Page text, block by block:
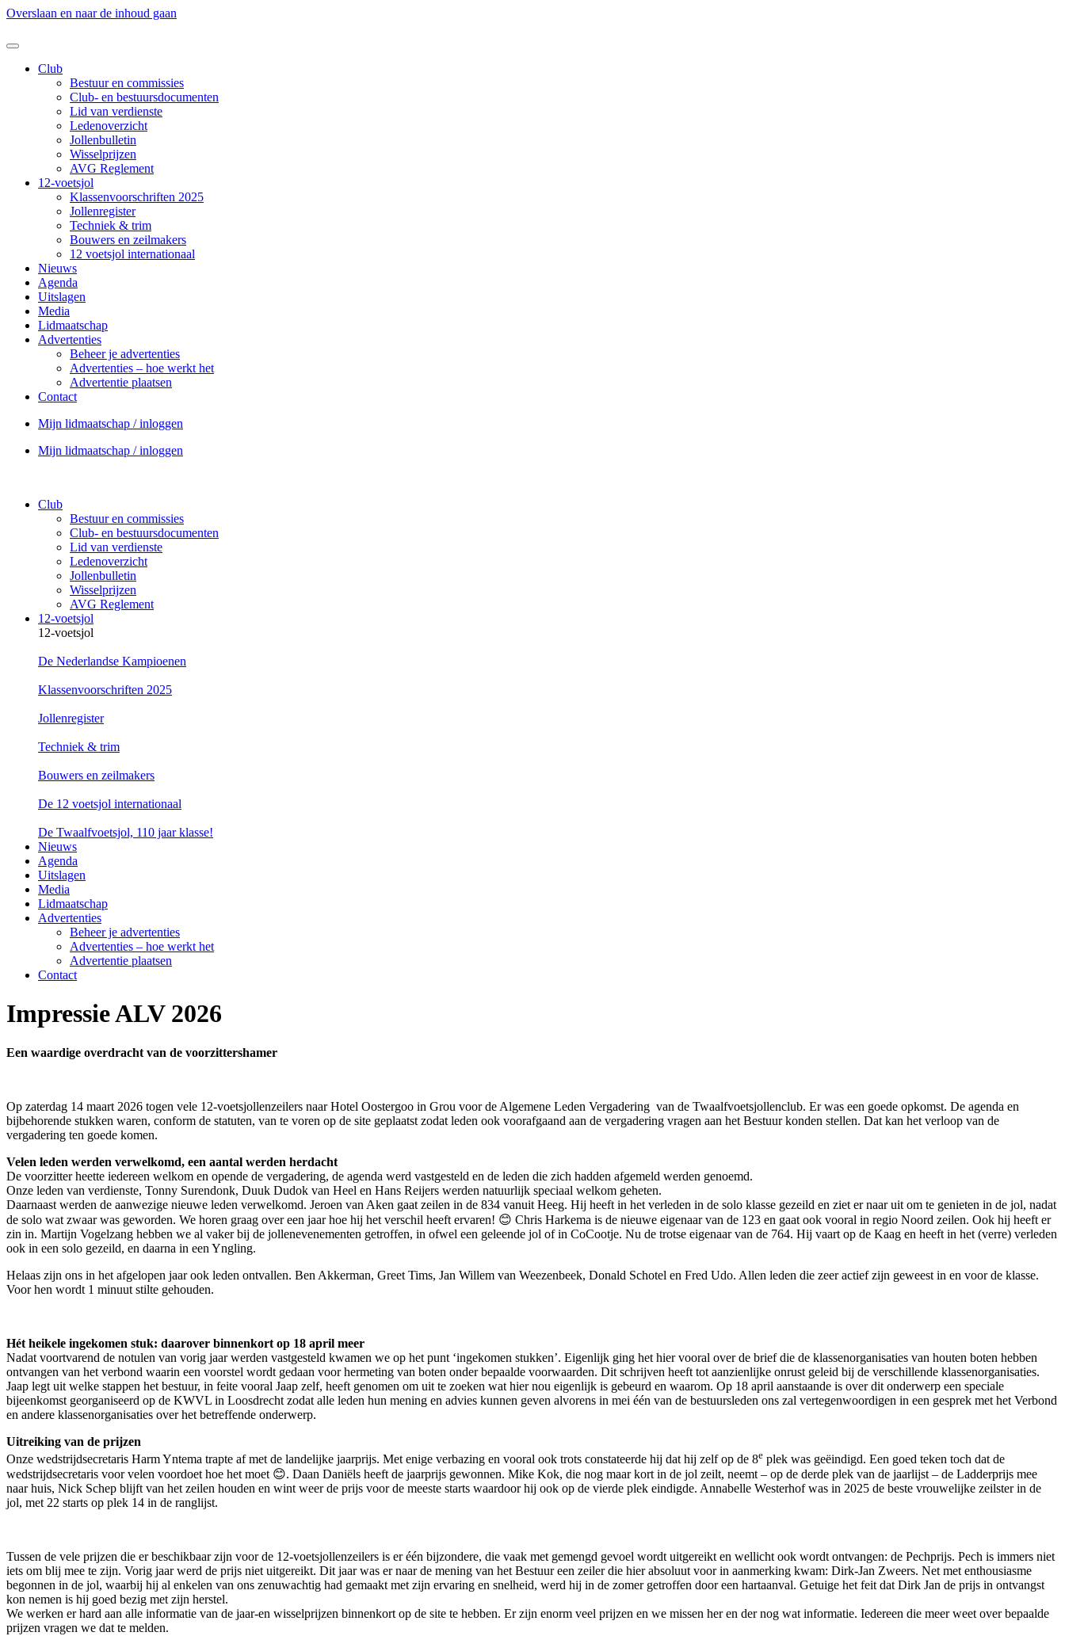
Overslaan en naar de inhoud gaan
Club
Bestuur en commissies
Club- en bestuursdocumenten
Lid van verdienste
Ledenoverzicht
Jollenbulletin
Wisselprijzen
AVG Reglement
12-voetsjol
Klassenvoorschriften 2025
Jollenregister
Techniek & trim
Bouwers en zeilmakers
12 voetsjol internationaal
Nieuws
Agenda
Uitslagen
Media
Lidmaatschap
Advertenties
Beheer je advertenties
Advertenties – hoe werkt het
Advertentie plaatsen
Contact
Mijn lidmaatschap / inloggen
Mijn lidmaatschap / inloggen
Club
Bestuur en commissies
Club- en bestuursdocumenten
Lid van verdienste
Ledenoverzicht
Jollenbulletin
Wisselprijzen
AVG Reglement
12-voetsjol
12-voetsjol
De Nederlandse Kampioenen
Klassenvoorschriften 2025
Jollenregister
Techniek & trim
Bouwers en zeilmakers
De 12 voetsjol internationaal
De Twaalfvoetsjol, 110 jaar klasse!
Nieuws
Agenda
Uitslagen
Media
Lidmaatschap
Advertenties
Beheer je advertenties
Advertenties – hoe werkt het
Advertentie plaatsen
Contact
Impressie ALV 2026
Een waardige overdracht van de voorzittershamer
Op zaterdag 14 maart 2026 togen vele 12-voetsjollenzeilers naar Hotel Oostergoo in Grou voor de Algemene Leden Vergadering van de Twaalfvoetsjollenclub. Er was een goede opkomst. De agenda en
bijbehorende stukken waren, conform de statuten, van te voren op de site geplaatst zodat leden ook voorafgaand aan de vergadering vragen aan het Bestuur konden stellen. Dat kan het verloop van de
vergadering ten goede komen.
Velen leden werden verwelkomd, een aantal werden herdacht
De voorzitter heette iedereen welkom en opende de vergadering, de agenda werd vastgesteld en de leden die zich hadden afgemeld werden genoemd.
Onze leden van verdienste, Tonny Surendonk, Duuk Dudok van Heel en Hans Reijers werden natuurlijk speciaal welkom geheten.
Daarnaast werden de aanwezige nieuwe leden verwelkomd. Jeroen van Aken gaat zeilen in de 834 vanuit Heeg. Hij heeft in het verleden in de solo klasse gezeild en ziet er naar uit om te genieten in de jol, nadat
de solo wat zwaar was geworden. We horen graag over een jaar hoe hij het verschil heeft ervaren! 😊 Chris Harkema is de nieuwe eigenaar van de 123 en gaat ook vooral in regio Noord zeilen. Ook hij heeft er
zin in. Martijn Vogelzang hebben we al vaker bij de jollenevenementen getroffen, in ofwel een geleende jol of in CoCootje. Nu de trotse eigenaar van de 764. Hij vaart op de Kaag en heeft in het (verre) verleden
ook in een solo gezeild, en daarna in een Yngling.
Helaas zijn ons in het afgelopen jaar ook leden ontvallen. Ben Akkerman, Greet Tims, Jan Willem van Weezenbeek, Donald Schotel en Fred Udo. Allen leden die zeer actief zijn geweest in en voor de klasse.
Voor hen wordt 1 minuut stilte gehouden.
Hét heikele ingekomen stuk: daarover binnenkort op 18 april meer
Nadat voortvarend de notulen van vorig jaar werden vastgesteld kwamen we op het punt ‘ingekomen stukken’. Eigenlijk ging het hier vooral over de brief die de klassenorganisaties van houten boten hebben
ontvangen van het verbond waarin een voorstel wordt gedaan voor hermeting van boten onder bepaalde voorwaarden. Dit schrijven heeft tot aanzienlijke onrust geleid bij de verschillende klassenorganisaties.
Jaap legt uit welke stappen het bestuur, in feite vooral Jaap zelf, heeft genomen om uit te zoeken wat hier nou eigenlijk is gebeurd en waarom. Op 18 april aanstaande is over dit onderwerp een speciale
bijeenkomst georganiseerd op de KWVL in Loosdrecht zodat alle leden hun mening en advies kunnen geven alvorens in mei één van de bestuursleden ons zal vertegenwoordigen in een gesprek met het Verbond
en andere klassenorganisaties over het betreffende onderwerp.
Uitreiking van de prijzen
Onze wedstrijdsecretaris Harm Yntema trapte af met de landelijke jaarprijs. Met enige verbazing en vooral ook trots constateerde hij dat hij zelf op de 8e plek was geëindigd. Een goed teken toch dat de
wedstrijdsecretaris voor velen voordoet hoe het moet 😊. Daan Daniëls heeft de jaarprijs gewonnen. Mike Kok, die nog maar kort in de jol zeilt, neemt – op de derde plek van de jaarlijst – de Ladderprijs mee
naar huis, Nick Schep blijft van het zeilen houden en wint weer de prijs voor de meeste starts waardoor hij ook op de vierde plek eindigde. Annabelle Westerhof was in 2025 de beste vrouwelijke zeilster in de
jol, met 22 starts op plek 14 in de ranglijst.
Tussen de vele prijzen die er beschikbaar zijn voor de 12-voetsjollenzeilers is er één bijzondere, die vaak met gemengd gevoel wordt uitgereikt en wellicht ook wordt ontvangen: de Pechprijs. Pech is immers niet
iets om blij mee te zijn. Vorig jaar werd de prijs niet uitgereikt. Dit jaar was er naar de mening van het Bestuur een zeiler die hier absoluut voor in aanmerking kwam: Dirk-Jan Zweers. Net met enthousiasme
begonnen in de jol, waarbij hij al enkelen van ons zenuwachtig had gemaakt met zijn ervaring en snelheid, werd hij in de zomer getroffen door een hartaanval. Getuige het feit dat Dirk Jan de prijs in ontvangst
kon nemen is hij goed bezig met zijn herstel.
We werken er hard aan alle informatie van de jaar-en wisselprijzen binnenkort op de site te hebben. Er zijn enorm veel prijzen en we missen her en der nog wat informatie. Iedereen die meer weet over bepaalde
prijzen vragen we dat te melden.